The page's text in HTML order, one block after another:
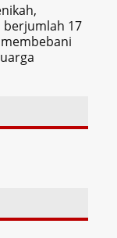
berjumlah 17